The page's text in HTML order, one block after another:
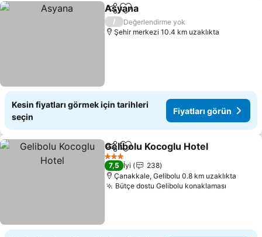
PaylaşFavorilerime ekle
Asyana
/
Değerlendirme yok
Şehir merkezi 10.4 km uzaklıkta
Kesin fiyatları görmek için tarihleri
seçin
Fiyatları görün
PaylaşFavorilerime ekle
Gelibolu Kocoglu Hotel
3 Yıldız
7,5 İyi
238
Çanakkale, Gelibolu 0.8 km uzaklıkta
Bütçe dostu Gelibolu konaklaması